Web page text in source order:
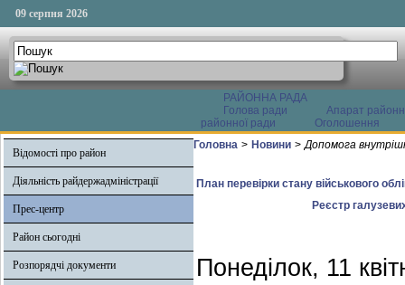
09 серпня 2026
РАЙОННА РАДА
Голова ради
Апарат
районної ради
Оголошення
Відомості про район
Діяльність райдержадміністрації
Прес-центр
Район сьогодні
Розпорядчі документи
Головна > Новини > Допомога
План перевірки стану військового
Реєстр
Понеділок, 11